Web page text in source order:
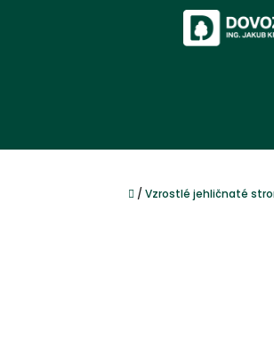
Domů
/ Vzrostlé jehličnaté